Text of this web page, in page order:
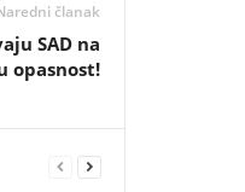
članak
SAD na
opasnost!